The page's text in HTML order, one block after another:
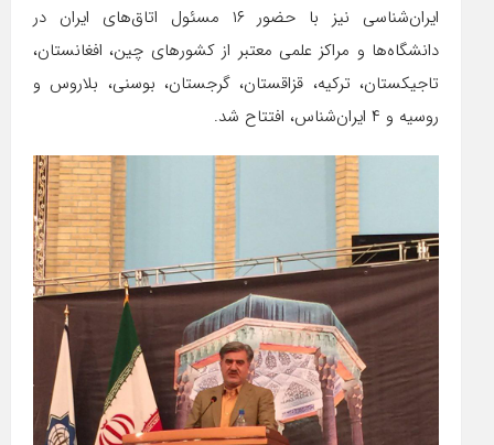
ایران‌شناسی نیز با حضور ۱۶ مسئول اتاق‌های ایران در
دانشگاه‌ها و مراکز علمی معتبر از کشورهای چین، افغانستان،
تاجیکستان، ترکیه، قزاقستان، گرجستان، بوسنی، بلاروس و
روسیه و ۴ ایران‌شناس، افتتاح شد.